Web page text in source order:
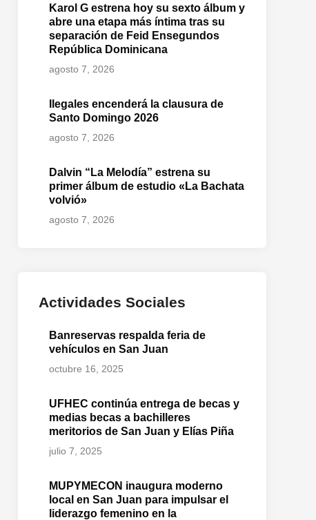
Karol G estrena hoy su sexto álbum y
abre una etapa más íntima tras su
separación de Feid Ensegundos
República Dominicana
agosto 7, 2026
Ilegales encenderá la clausura de
Santo Domingo 2026
agosto 7, 2026
Dalvin “La Melodía” estrena su
primer álbum de estudio «La Bachata
volvió»
agosto 7, 2026
Actividades Sociales
Banreservas respalda feria de
vehículos en San Juan
octubre 16, 2025
UFHEC continúa entrega de becas y
medias becas a bachilleres
meritorios de San Juan y Elías Piña
julio 7, 2025
MUPYMECON inaugura moderno
local en San Juan para impulsar el
liderazgo femenino en la